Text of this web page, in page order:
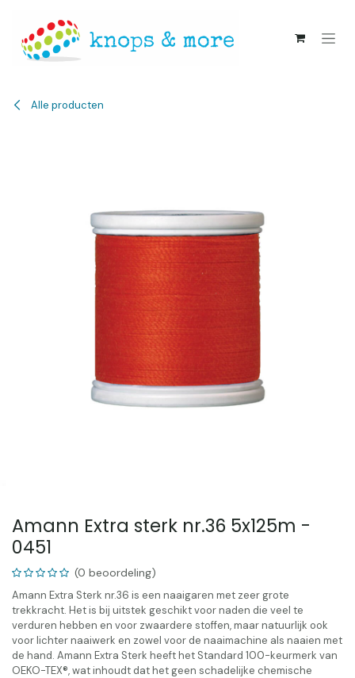
Alle producten
Amann Extra sterk nr.36 5x125m -
0451
(0 beoordeling)
Amann Extra Sterk nr.36 is een naaigaren met zeer grote
trekkracht. Het is bij uitstek geschikt voor naden die veel te
verduren hebben en voor zwaardere stoffen, maar natuurlijk ook
voor lichter naaiwerk en zowel voor de naaimachine als naaien met
de hand. Amann Extra Sterk heeft het Standard 100-keurmerk van
OEKO-TEX®, wat inhoudt dat het geen schadelijke chemische